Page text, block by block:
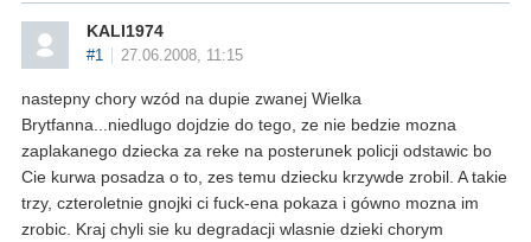
KALI1974
#1 27.06.2008, 11:15
nastepny chory wzód na dupie zwanej Wielka
Brytfanna...niedlugo dojdzie do tego, ze nie bedzie mozna
zaplakanego dziecka za reke na posterunek policji odstawic bo
Cie kurwa posadza o to, zes temu dziecku krzywde zrobil. A takie
trzy, czteroletnie gnojki ci fuck-ena pokaza i gówno mozna im
zrobic. Kraj chyli sie ku degradacji wlasnie dzieki chorym